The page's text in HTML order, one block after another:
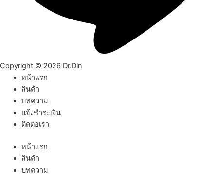
Copyright © 2026 Dr.Din
หน้าแรก
สินค้า
บทความ
แจ้งชำระเงิน
ติดต่อเรา
หน้าแรก
สินค้า
บทความ